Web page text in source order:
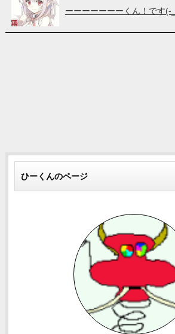
ーーーーーーーくん！です(-
ひーくんのページ